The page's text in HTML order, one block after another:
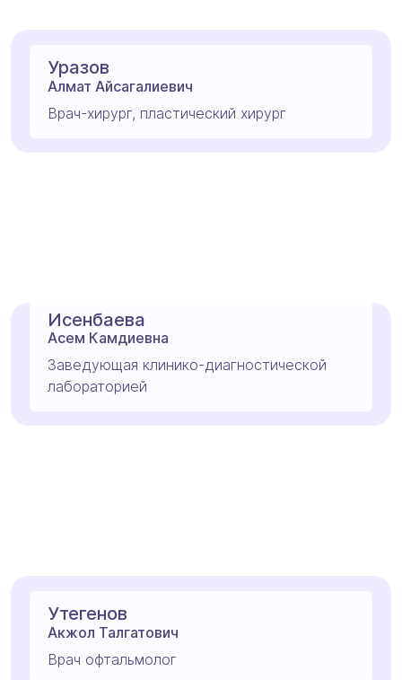
Уразов
Алмат Айсагалиевич
Врач-хирург, пластический хирург
Исенбаева
Асем Камдиевна
Заведующая клинико-диагностической
лабораторией
Утегенов
Акжол Талгатович
Врач офтальмолог